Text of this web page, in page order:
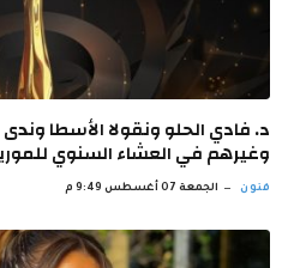
د. فادي الحلو ونقولا الأسطا
وغيرهم في العشاء السنوي
فنون الجمعة 07 أغسطس 9:49 م